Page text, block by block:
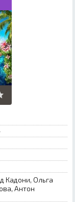
Кадони, Ольга
Антон